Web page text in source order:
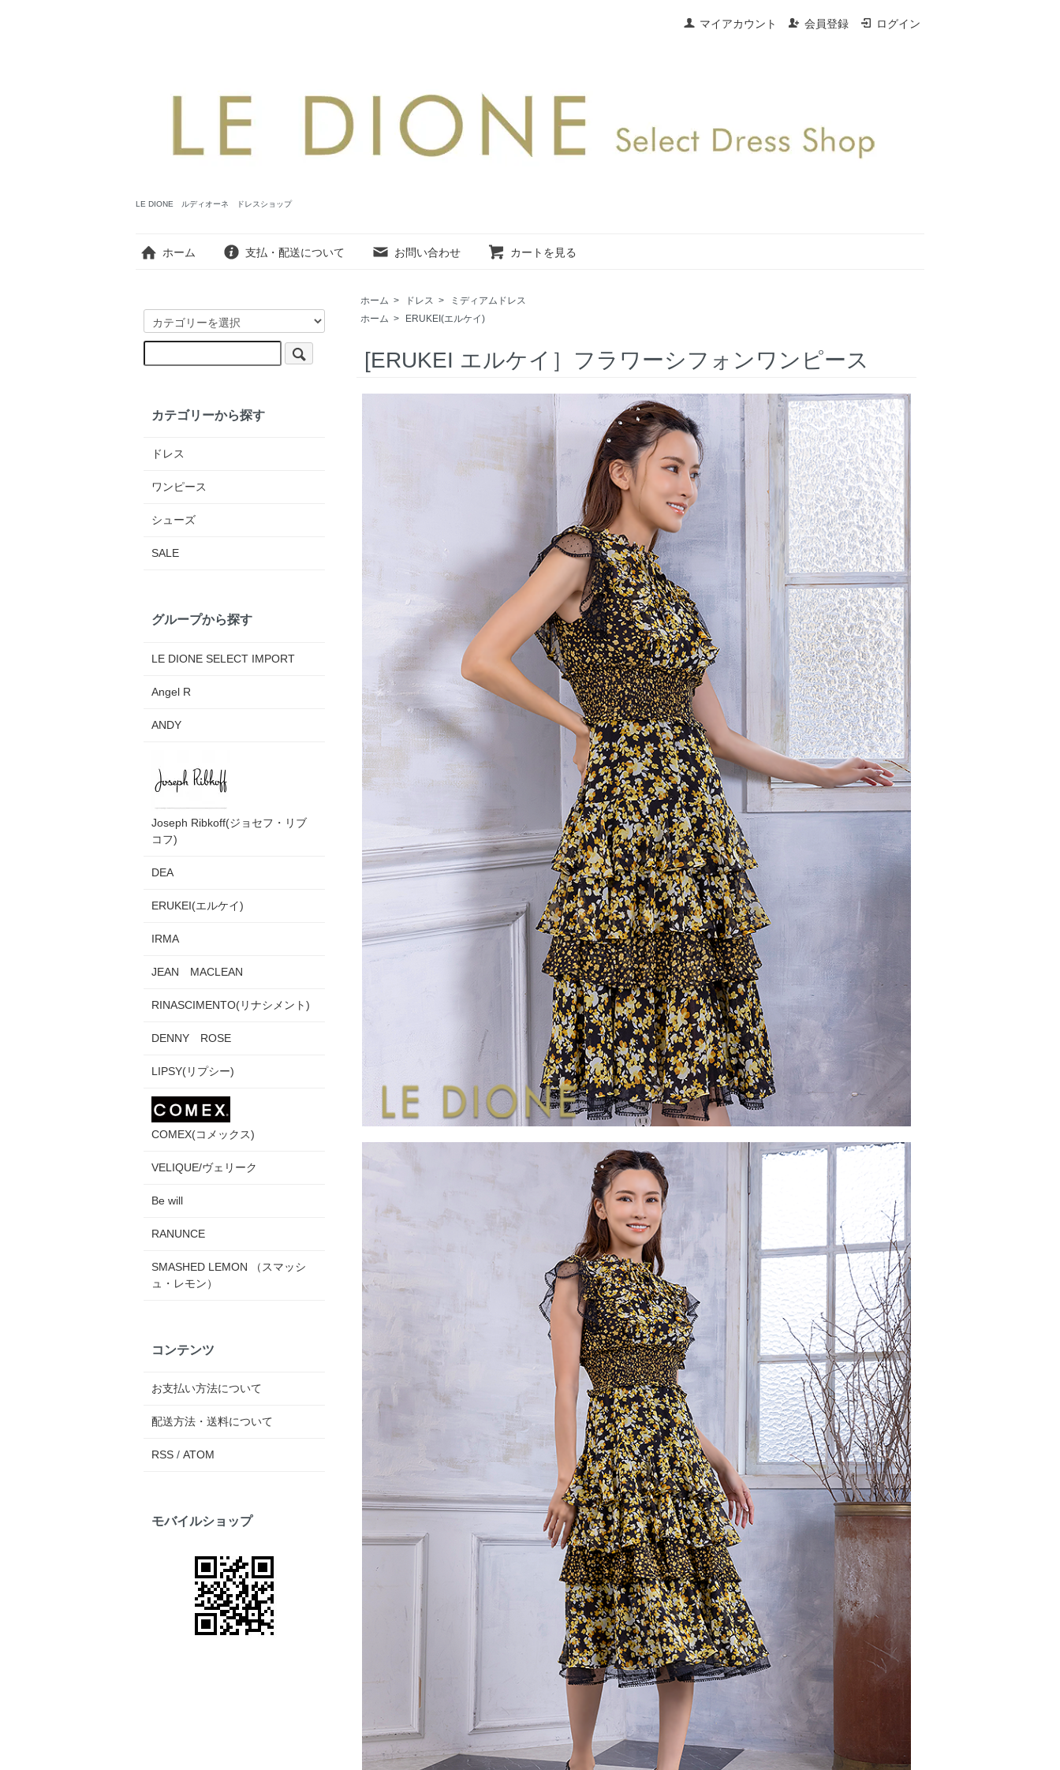
マイアカウント 会員登録 ログイン
LE DIONE ルディオーネ ドレスショップ
ホーム 支払・配送について お問い合わせ カートを見る
ホーム > ドレス >
ミディアムドレス
ホーム > ERUKEI(エルケイ)
[ERUKEI エルケイ］フラワーシフォンワンピース
カテゴリーから探す
ドレス
ワンピース
シューズ
SALE
グループから探す
LE DIONE SELECT IMPORT
Angel R
ANDY
Joseph Ribkoff(ジョセフ・リブ
コフ)
DEA
ERUKEI(エルケイ)
IRMA
JEAN MACLEAN
RINASCIMENTO(リナシメント)
DENNY ROSE
LIPSY(リプシー)
COMEX(コメックス)
VELIQUE/ヴェリーク
Be will
RANUNCE
SMASHED LEMON （スマッシ
ュ・レモン）
コンテンツ
お支払い方法について
配送方法・送料について
RSS / ATOM
モバイルショップ